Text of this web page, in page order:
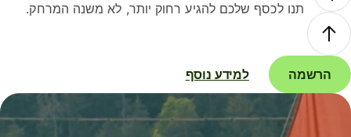
תנו לכסף שלכם להגיע רחוק יותר, לא משנה המרחק.
הרשמה למידע נוסף